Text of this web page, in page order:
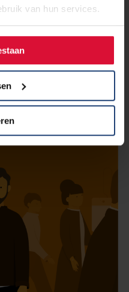
van hun services.
alle patiënten